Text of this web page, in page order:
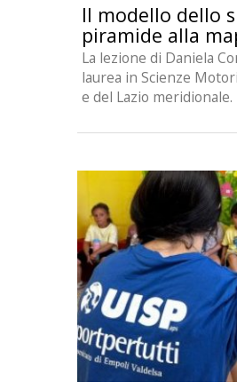
Il modello dello
piramide alla
La lezione di Daniela
laurea in Scienze
e del Lazio meridionale.